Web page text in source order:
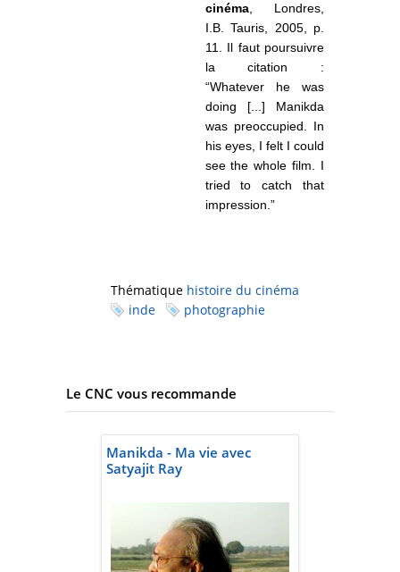
cinéma, Londres,
I.B. Tauris, 2005, p.
11. Il faut poursuivre
la citation :
“Whatever he was
doing [...] Manikda
was preoccupied. In
his eyes, I felt I could
see the whole film. I
tried to catch that
impression.”
Thématique histoire du cinéma
inde
photographie
Le CNC vous recommande
Manikda - Ma vie avec
Satyajit Ray